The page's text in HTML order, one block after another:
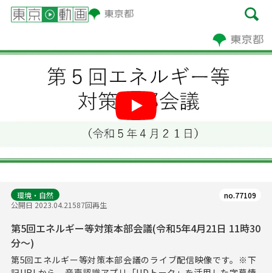
環境・自然
公開日 2023.04.21587回再生
no.77109
第5回エネルギー等対策本部会議(令和5年4月21日 11時30
分～)
第5回エネルギー等対策本部会議のライブ配信映像です。※下